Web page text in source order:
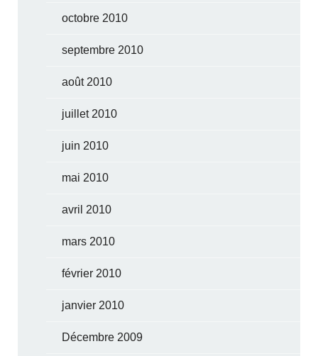
octobre 2010
septembre 2010
août 2010
juillet 2010
juin 2010
mai 2010
avril 2010
mars 2010
février 2010
janvier 2010
Décembre 2009